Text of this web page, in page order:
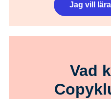
Jag vill
Vad